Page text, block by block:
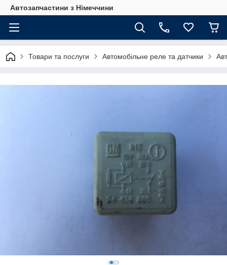
Автозапчастини з Німеччини
Товари та послуги Автомобільне реле та датчики